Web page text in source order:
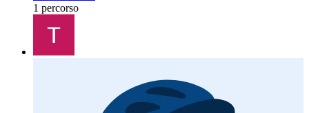
1 percorso